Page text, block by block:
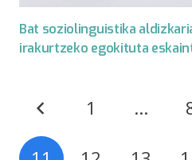
Bat soziolinguistika
irakurtzeko egokituta
1 …